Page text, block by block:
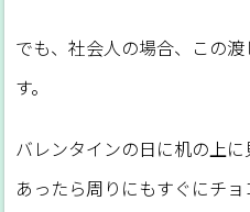
でも、社会人の場合、この
す。
バレンタインの日に机の上
あったら周りにもすぐにチ